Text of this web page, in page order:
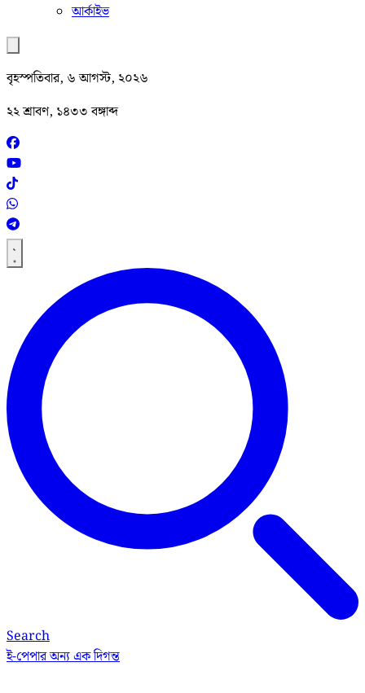
আর্কাইভ
বৃহস্পতিবার, ৬ আগস্ট, ২০২৬
২২ শ্রাবণ, ১৪৩৩ বঙ্গাব্দ
Search
ই-পেপারঅন্য এক দিগন্ত